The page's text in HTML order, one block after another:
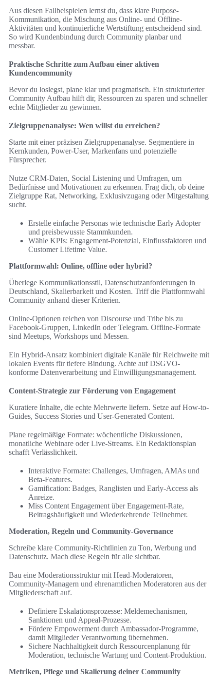
Aus diesen Fallbeispielen lernst du, dass klare Purpose-
Kommunikation, die Mischung aus Online- und Offline-
Aktivitäten und kontinuierliche Wertstiftung entscheidend sind.
So wird Kundenbindung durch Community planbar und
messbar.
Praktische Schritte zum Aufbau einer aktiven
Kundencommunity
Bevor du loslegst, plane klar und pragmatisch. Ein strukturierter
Community Aufbau hilft dir, Ressourcen zu sparen und schneller
echte Mitglieder zu gewinnen.
Zielgruppenanalyse: Wen willst du erreichen?
Starte mit einer präzisen Zielgruppenanalyse. Segmentiere in
Kernkunden, Power-User, Markenfans und potenzielle
Fürsprecher.
Nutze CRM-Daten, Social Listening und Umfragen, um
Bedürfnisse und Motivationen zu erkennen. Frag dich, ob deine
Zielgruppe Rat, Networking, Exklusivzugang oder Mitgestaltung
sucht.
Erstelle einfache Personas wie technische Early Adopter
und preisbewusste Stammkunden.
Wähle KPIs: Engagement-Potenzial, Einflussfaktoren und
Customer Lifetime Value.
Plattformwahl: Online, offline oder hybrid?
Überlege Kommunikationsstil, Datenschutzanforderungen in
Deutschland, Skalierbarkeit und Kosten. Triff die Plattformwahl
Community anhand dieser Kriterien.
Online-Optionen reichen von Discourse und Tribe bis zu
Facebook-Gruppen, LinkedIn oder Telegram. Offline-Formate
sind Meetups, Workshops und Messen.
Ein Hybrid-Ansatz kombiniert digitale Kanäle für Reichweite mit
lokalen Events für tiefere Bindung. Achte auf DSGVO-
konforme Datenverarbeitung und Einwilligungsmanagement.
Content-Strategie zur Förderung von Engagement
Kuratiere Inhalte, die echte Mehrwerte liefern. Setze auf How-to-
Guides, Success Stories und User-Generated Content.
Plane regelmäßige Formate: wöchentliche Diskussionen,
monatliche Webinare oder Live-Streams. Ein Redaktionsplan
schafft Verlässlichkeit.
Interaktive Formate: Challenges, Umfragen, AMAs und
Beta-Features.
Gamification: Badges, Ranglisten und Early-Access als
Anreize.
Miss Content Engagement über Engagement-Rate,
Beitragshäufigkeit und Wiederkehrende Teilnehmer.
Moderation, Regeln und Community-Governance
Schreibe klare Community-Richtlinien zu Ton, Werbung und
Datenschutz. Mach diese Regeln für alle sichtbar.
Bau eine Moderationsstruktur mit Head-Moderatoren,
Community-Managern und ehrenamtlichen Moderatoren aus der
Mitgliederschaft auf.
Definiere Eskalationsprozesse: Meldemechanismen,
Sanktionen und Appeal-Prozesse.
Fördere Empowerment durch Ambassador-Programme,
damit Mitglieder Verantwortung übernehmen.
Sichere Nachhaltigkeit durch Ressourcenplanung für
Moderation, technische Wartung und Content-Produktion.
Metriken, Pflege und Skalierung deiner Community